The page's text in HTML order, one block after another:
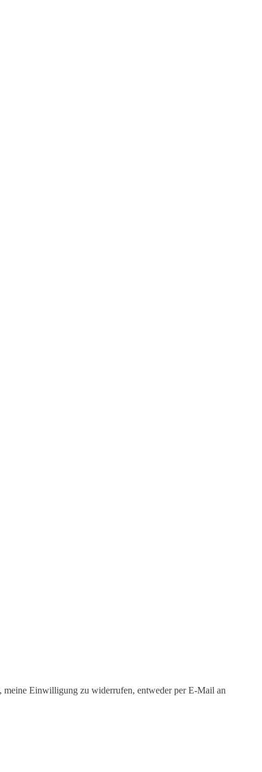
meine Einwilligung zu widerrufen, entweder per E-Mail an